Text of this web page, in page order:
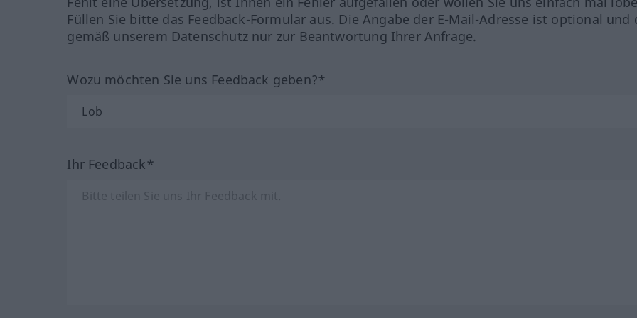
Füllen Sie bitte das Feedback-Formular aus. Die Angabe der E-Mail-Adresse ist optional und
gemäß unserem Datenschutz nur zur Beantwortung Ihrer Anfrage.
Wozu möchten Sie uns Feedback geben?*
Ihr Feedback*